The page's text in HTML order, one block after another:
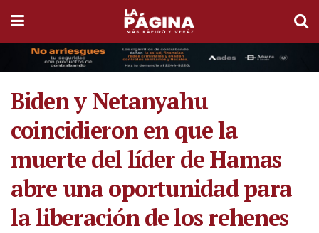
Biden y Netanyahu
coincidieron en que la
muerte del líder de Hamas
abre una oportunidad para
la liberación de los rehenes